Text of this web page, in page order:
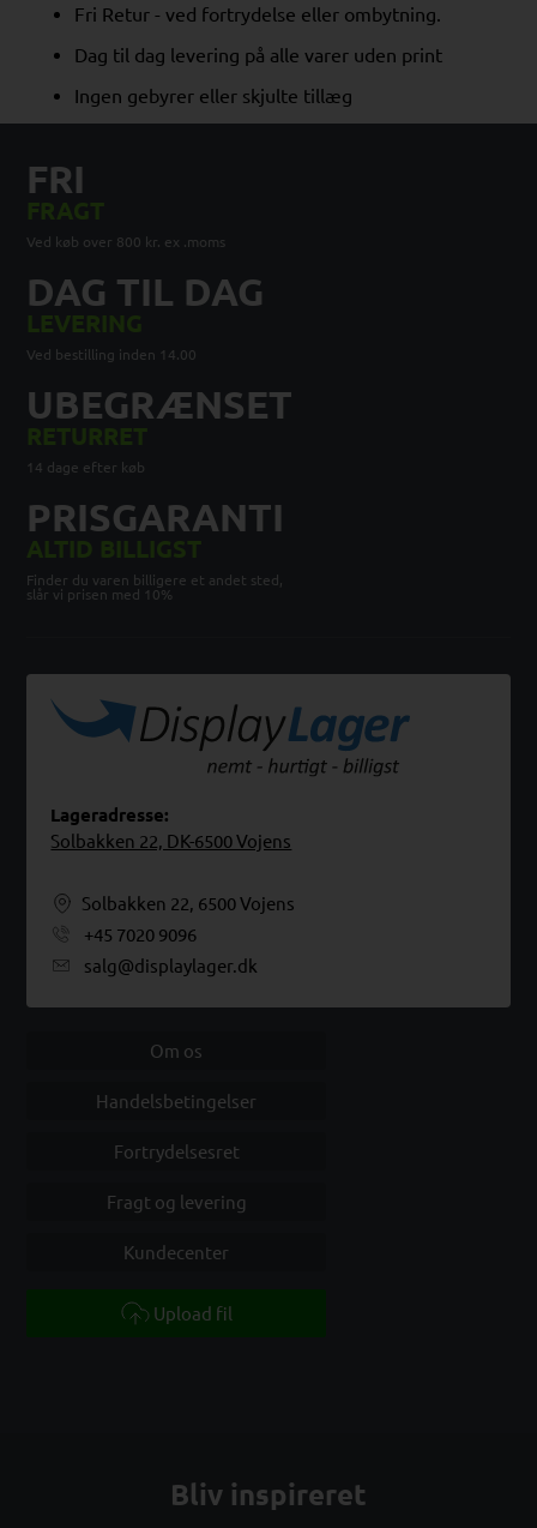
Fri Retur - ved fortrydelse eller ombytning.
Dag til dag levering på alle varer uden print
Ingen gebyrer eller skjulte tillæg
FRI
FRAGT
Ved køb over 800 kr. ex .moms
DAG TIL DAG
LEVERING
Ved bestilling inden 14.00
UBEGRÆNSET
RETURRET
14 dage efter køb
PRISGARANTI
ALTID BILLIGST
Finder du varen billigere et andet sted,
slår vi prisen med 10%
Lageradresse:
Solbakken 22, DK-6500 Vojens
Solbakken 22, 6500 Vojens
+45 7020 9096
salg@displaylager.dk
Om os
Handelsbetingelser
Fortrydelsesret
Fragt og levering
Kundecenter
Upload fil
Bliv inspireret